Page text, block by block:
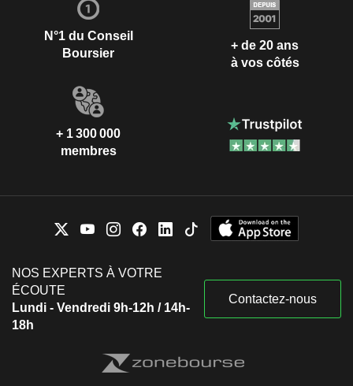
N°1 du Conseil
Boursier
+ de 20 ans
à vos côtés
+ 1 300 000
membres
NOS EXPERTS À VOTRE
ÉCOUTE
Lundi - Vendredi 9h-12h / 14h-
18h
Contactez-nous